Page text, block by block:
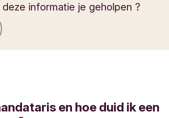
informatie je geholpen ?
Feedback verzenden
en hoe duid ik een